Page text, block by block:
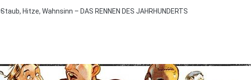
Staub, Hitze, Wahnsinn – DAS RENNEN DES JAHRHUNDERTS